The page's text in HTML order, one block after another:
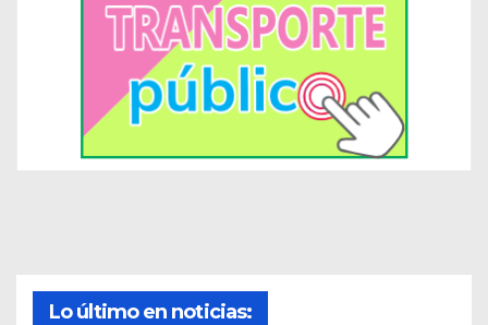
Lo último en noticias: